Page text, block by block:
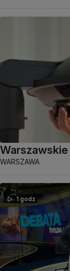
WARSZAWA
1 godz